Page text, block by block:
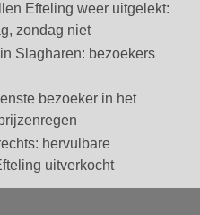
Efteling weer uitgelekt:
zondag niet
Slagharen: bezoekers
bezoeker in het
hervulbare
uitverkocht